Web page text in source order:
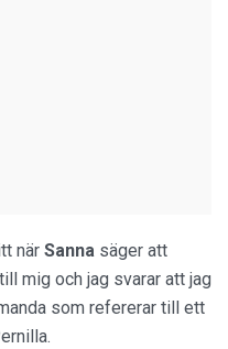
när Sanna säger att
mig och jag svarar att jag
som refererar till ett